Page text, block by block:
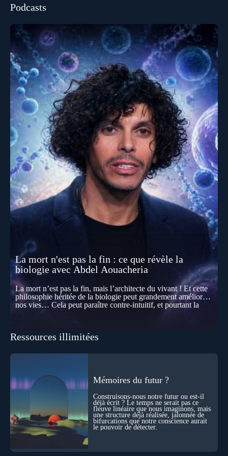
Podcasts
La mort n'est pas la fin : ce que révèle la
biologie avec Abdel Aouacheria
La mort n’est pas la fin, mais l’architecte du vivant ! Et cette
philosophie héritée de la biologie peut grandement améliorer
nos vies… Cela peut paraître contre-intuitif, et pourtant la
se construisent grâce à des milliers de morts cellulaires
effacements nécessaires façonnent la vie elle-même. À toutes
elle transformer notre manière de penser la mort ? Existe-t-il
des ponts avec nos intuitions métaphysiques sur le cycle de
l’âme ? Nous en parlons avec Abdel Aouacheria, docteur en
biochimie et spécialiste de la mort cellulaire.
Ressources illimitées
Mémoires du futur ?
Construisons-nous notre futur ou est-il
déjà écrit ? Le temps ne serait pas ce
fleuve linéaire que nous imaginons, mais
une structure déjà réalisée, jalonnée de
bifurcations que notre conscience aurait
le pouvoir de détecter.